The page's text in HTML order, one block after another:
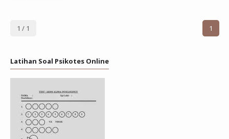
Download Soal
1 / 1 1
Latihan Soal Psikotes Online